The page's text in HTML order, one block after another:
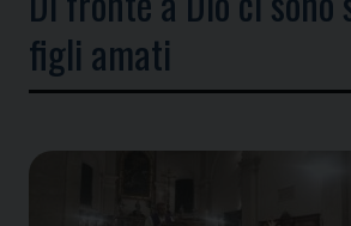
figli amati